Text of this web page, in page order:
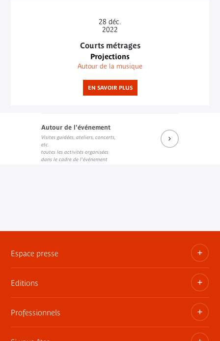
28 déc.
2022
Courts métrages
Projections
Autour de la musique
EN SAVOIR PLUS
Autour de l'événement
Visites guidées, ateliers, concerts,
etc.
toutes les activités organisées
dans le cadre de l'événement
Espace presse
Dossiers, communiqués, bandes annonces
Contact presse
Editions
Les publications du musée
Professionnels